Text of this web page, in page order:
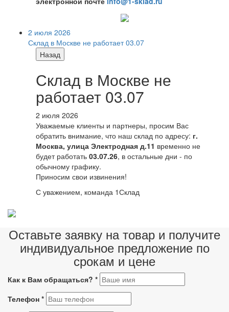
2 июля 2026
Склад в Москве не работает 03.07
Назад
Склад в Москве не
работает 03.07
2 июля 2026
Уважаемые клиенты и партнеры, просим Вас
обратить внимание, что наш склад по адресу: г.
Москва, улица Электродная д.11 временно не
будет работать 03.07.26, в остальные дни - по
обычному графику.
Приносим свои извинения!
С уважением, команда 1Склад
Оставьте заявку на товар и получите
индивидуальное предложение по
срокам и цене
Как к Вам обращаться? *
Телефон *